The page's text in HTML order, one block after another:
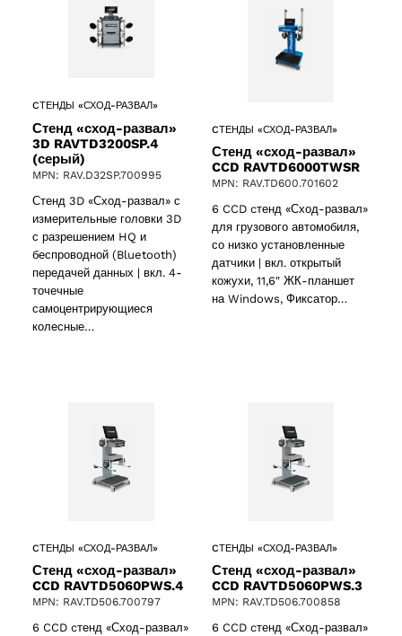
CТЕНДЫ «СХОД-РАЗВАЛ»
Стенд «сход-развал»
3D RAVTD3200SP.4
(серый)
MPN: RAV.D32SP.700995
Стенд 3D «Сход-развал» с
измерительные головки 3D
с разрешением HQ и
беспроводной (Bluetooth)
передачей данных | вкл. 4-
точечные
самоцентрирующиеся
колесные…
CТЕНДЫ «СХОД-РАЗВАЛ»
Стенд «сход-развал»
CCD RAVTD6000TWSR
MPN: RAV.TD600.701602
6 CCD cтенд «Сход-развал»
для грузового автомобиля,
со низко установленные
датчики | вкл. открытый
кожухи, 11,6″ ЖК-планшет
на Windows, Фиксатор…
CТЕНДЫ «СХОД-РАЗВАЛ»
Стенд «сход-развал»
CCD RAVTD5060PWS.4
MPN: RAV.TD506.700797
6 CCD cтенд «Сход-развал»
CТЕНДЫ «СХОД-РАЗВАЛ»
Стенд «сход-развал»
CCD RAVTD5060PWS.3
MPN: RAV.TD506.700858
6 CCD cтенд «Сход-развал»